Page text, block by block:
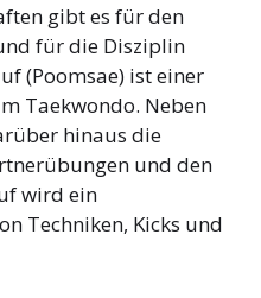
gibt es für den
für die Disziplin
(Poomsae) ist einer
Taekwondo. Neben
hinaus die
und den
wird ein
Techniken, Kicks und